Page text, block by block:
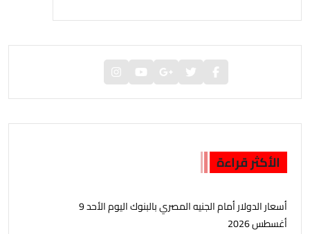
الأكثر قراءة
أسعار الدولار أمام الجنيه المصري بالبنوك اليوم الأحد 9
أغسطس 2026